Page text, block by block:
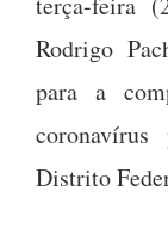
Rodrigo
para a
Distrito